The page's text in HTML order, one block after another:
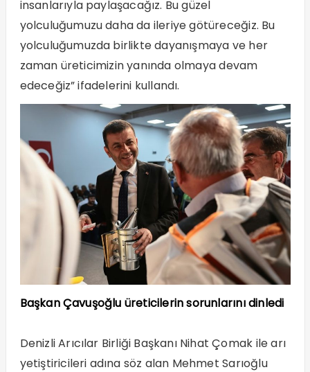
insanlarıyla paylaşacağız. Bu güzel
yolculuğumuzu daha da ileriye götüreceğiz. Bu
yolculuğumuzda birlikte dayanışmaya ve her
zaman üreticimizin yanında olmaya devam
edeceğiz” ifadelerini kullandı.
Başkan Çavuşoğlu üreticilerin sorunlarını dinledi
Denizli Arıcılar Birliği Başkanı Nihat Çomak ile arı
yetiştiricileri adına söz alan Mehmet Sarıoğlu